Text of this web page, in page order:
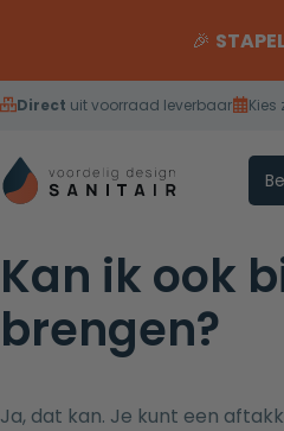
🎉
Direct uit voorraad leverbaar Kies
Kan ik ook
brengen?
Ja, dat kan. Je kunt een